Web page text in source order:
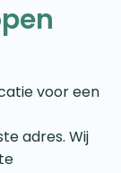
voor een
adres. Wij